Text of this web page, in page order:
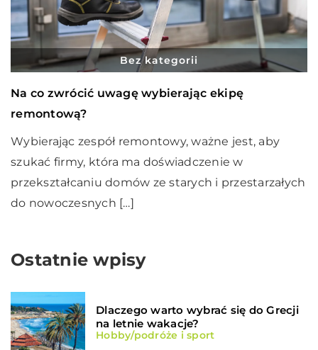
Bez kategorii
Na co zwrócić uwagę wybierając ekipę
remontową?
Wybierając zespół remontowy, ważne jest, aby
szukać firmy, która ma doświadczenie w
przekształcaniu domów ze starych i przestarzałych
do nowoczesnych […]
Ostatnie wpisy
Dlaczego warto wybrać się do Grecji
na letnie wakacje?
Hobby/podróże i sport